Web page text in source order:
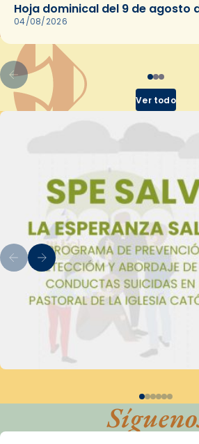
Hoja dominical del 9 de agosto
04/08/2026
Ver todo